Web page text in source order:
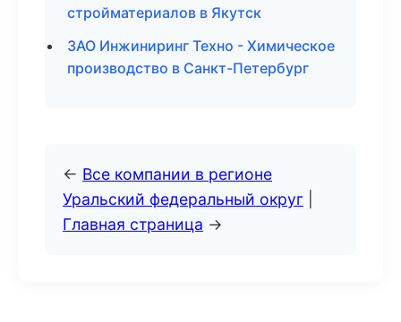
стройматериалов в Якутск
ЗАО Инжиниринг Техно - Химическое
производство в Санкт-Петербург
← Все компании в регионе
Уральский федеральный округ
Главная страница →